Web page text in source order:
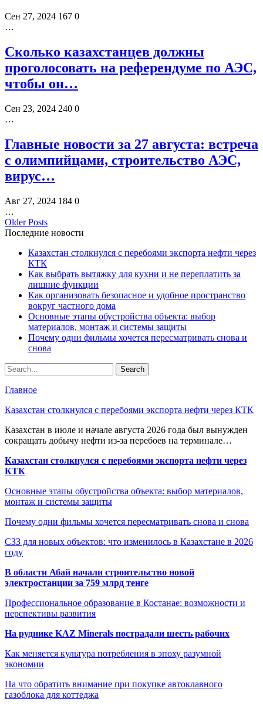
Сен 27, 2024 167 0
…
Сколько казахстанцев должны
проголосовать на референдуме по АЭС,
чтобы он…
Сен 23, 2024 240 0
…
Главные новости за 27 августа: встреча
с олимпийцами, строительство АЭС,
вирус…
Авг 27, 2024 184 0
…
Older Posts
Последние новости
Казахстан столкнулся с перебоями экспорта нефти через
КТК
Как выбрать вытяжку для кухни и не переплатить за
лишние функции
Как организовать безопасное и удобное пространство
вокруг частного дома
Основные этапы обустройства объекта: выбор
материалов, монтаж и системы защиты
Почему одни фильмы хочется пересматривать снова и
снова
Главное
Казахстан столкнулся с перебоями экспорта нефти через КТК
Казахстан в июле и начале августа 2026 года был вынужден
сокращать добычу нефти из-за перебоев на терминале…
Казахстан столкнулся с перебоями экспорта нефти через
КТК
Основные этапы обустройства объекта: выбор материалов,
монтаж и системы защиты
Почему одни фильмы хочется пересматривать снова и снова
СЗЗ для новых объектов: что изменилось в Казахстане в 2026
году
В области Абай начали строительство новой
электростанции за 759 млрд тенге
Профессиональное образование в Костанае: возможности и
перспективы развития
На руднике KAZ Minerals пострадали шесть рабочих
Как меняется культура потребления в эпоху разумной
экономии
На что обратить внимание при покупке автоклавного
газоблока для коттеджа